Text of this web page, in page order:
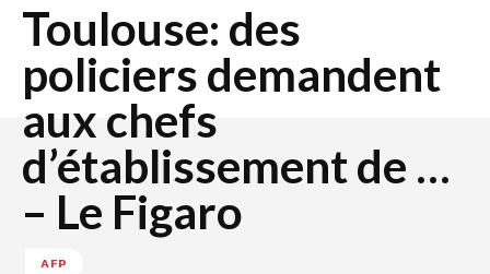
Toulouse: des
policiers demandent
aux chefs
d’établissement de …
– Le Figaro
AFP